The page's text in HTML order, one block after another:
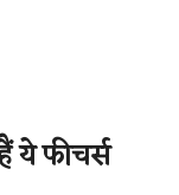
ये फीचर्स